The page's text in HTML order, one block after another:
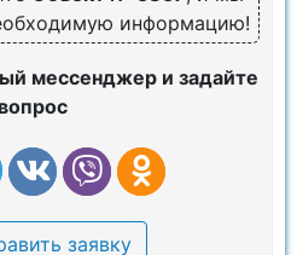
информацию!
мессенджер и задайте
вопрос
заявку